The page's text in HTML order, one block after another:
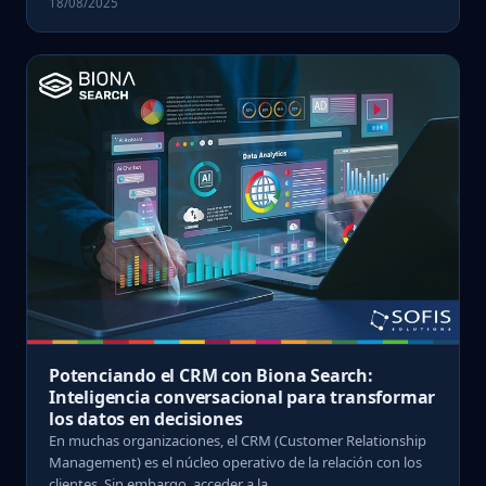
Potenciando el CRM con Biona Search:
Inteligencia conversacional para transformar
los datos en decisiones
En muchas organizaciones, el CRM (Customer Relationship
Management) es el núcleo operativo de la relación con los